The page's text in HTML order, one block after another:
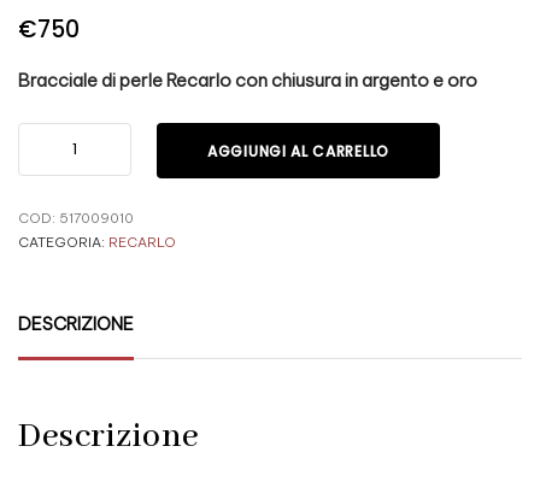
€750
Bracciale di perle Recarlo con chiusura in argento e oro
AGGIUNGI AL CARRELLO
COD: 517009010
CATEGORIA: RECARLO
DESCRIZIONE
Descrizione